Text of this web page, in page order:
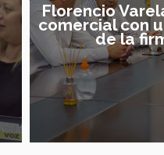
Florencio
comercial con
de la